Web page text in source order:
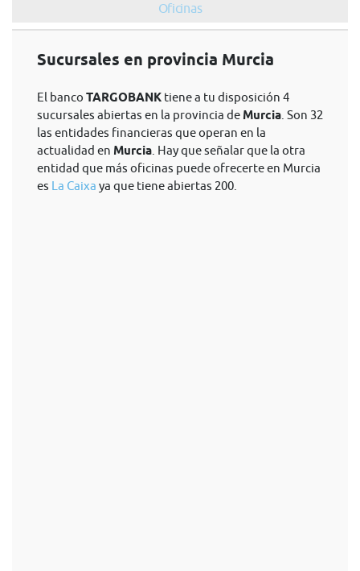
Oficinas
Sucursales en provincia Murcia
El banco TARGOBANK tiene a tu disposición 4
sucursales abiertas en la provincia de Murcia . Son 32
las entidades financieras que operan en la
actualidad en Murcia . Hay que señalar que la otra
entidad que más oficinas puede ofrecerte en Murcia
es La Caixa ya que tiene abiertas 200.